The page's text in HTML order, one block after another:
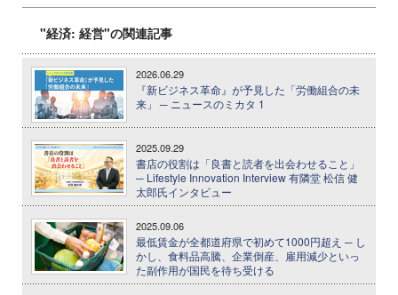
"経済: 経営"の関連記事
2026.06.29
『新ビジネス革命』が予見した「労働組合の未
来」 ─ ニュースのミカタ 1
2025.09.29
書店の役割は「良書と読者を出会わせること」
─ Lifestyle Innovation Interview 有隣堂 松信 健
太郎氏インタビュー
2025.09.06
最低賃金が全都道府県で初めて1000円超え ─ し
かし、食料品高騰、企業倒産、雇用減少といっ
た副作用が国民を待ち受ける